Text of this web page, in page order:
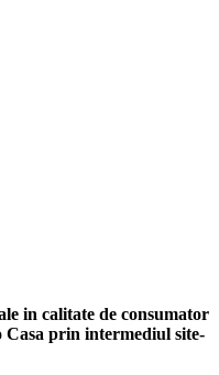
in calitate de consumator
Casa prin intermediul site-